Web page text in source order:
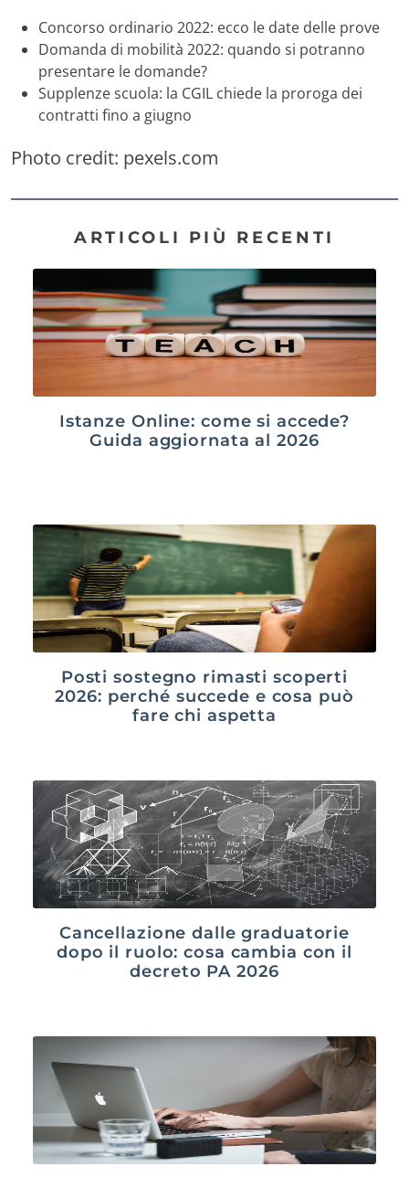
Concorso ordinario 2022: ecco le date delle prove
Domanda di mobilità 2022: quando si potranno
presentare le domande?
Supplenze scuola: la CGIL chiede la proroga dei
contratti fino a giugno
Photo credit: pexels.com
ARTICOLI PIÙ RECENTI
Istanze Online: come si accede?
Guida aggiornata al 2026
Posti sostegno rimasti scoperti
2026: perché succede e cosa può
fare chi aspetta
Cancellazione dalle graduatorie
dopo il ruolo: cosa cambia con il
decreto PA 2026